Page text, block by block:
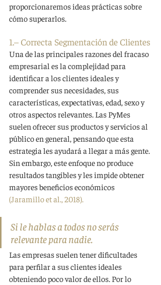
proporcionaremos ideas prácticas sobre
cómo superarlos.
1.– Correcta Segmentación de Clientes
Una de las principales razones del fracaso
empresarial es la complejidad para
identificar a los clientes ideales y
comprender sus necesidades, sus
características, expectativas, edad, sexo y
otros aspectos relevantes. Las PyMes
suelen ofrecer sus productos y servicios al
público en general, pensando que esta
estrategia les ayudará a llegar a más gente.
Sin embargo, este enfoque no produce
resultados tangibles y les impide obtener
mayores beneficios económicos
(Jaramillo et al., 2018).
Si le hablas a todos no serás
relevante para nadie.
Las empresas suelen tener dificultades
para perfilar a sus clientes ideales
obteniendo poco valor de ellos. Por lo